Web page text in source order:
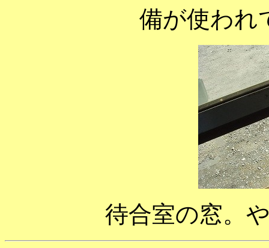
備が使われ
待合室の窓。